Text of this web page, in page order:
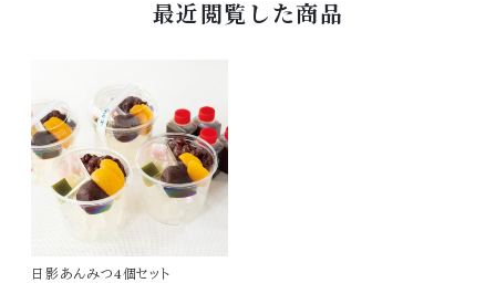
最近閲覧した商品
日影あんみつ4個セット